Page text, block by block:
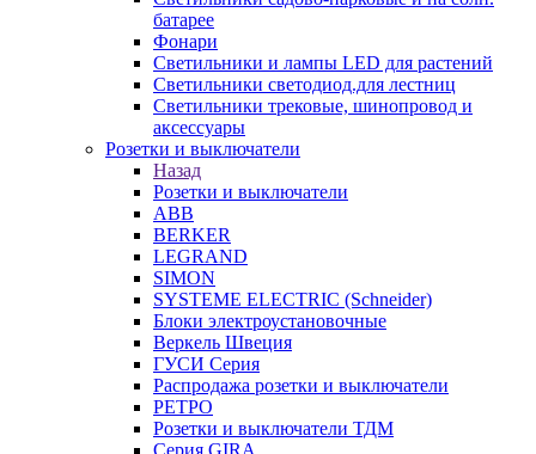
батарее
Фонари
Светильники и лампы LED для растений
Светильники светодиод.для лестниц
Светильники трековые, шинопровод и
аксессуары
Розетки и выключатели
Назад
Розетки и выключатели
ABB
BERKER
LEGRAND
SIMON
SYSTEME ELECTRIC (Schneider)
Блоки электроустановочные
Веркель Швеция
ГУСИ Серия
Распродажа розетки и выключатели
РЕТРО
Розетки и выключатели ТДМ